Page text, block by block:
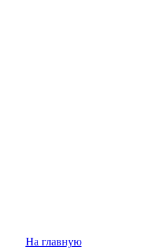
На главную